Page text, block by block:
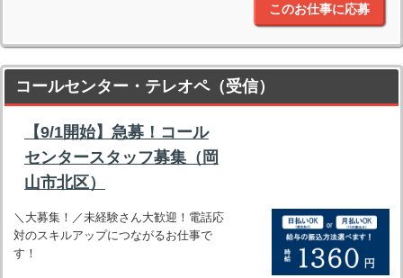
このお仕事に応募
コールセンター・テレオペ（受信）
【9/1開始】急募！コール
センタースタッフ募集（岡
山市北区）
＼大募集！／未経験さん大歓迎！電話応
対のスキルアップにつながるお仕事で
す！